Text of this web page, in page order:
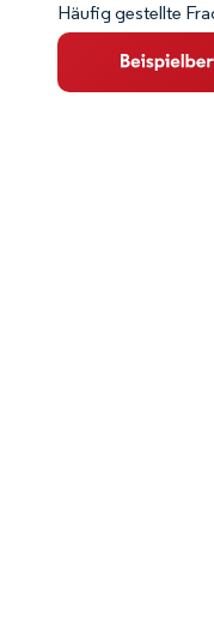
Marktübersicht
Wichtige
Häufig gestellte